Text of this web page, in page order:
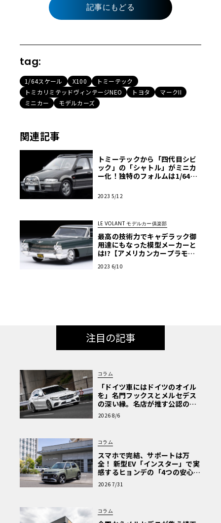
記事にもどる
tag:
1/64スケール X100
トミーテック
トミカリミテッドヴィンテージNEO
トヨタ
マークII
ミニカー
モデルカーズ
関連記事
トミーテックから「四代目シビ
ック」の「シャトル」がミニカ
ー化！独特のフォルムは1/64ス
ーズ】
2023 5/12
LE VOLANT モデルカー俱楽部
最高の技術力でキャデラック御
用達にもなった模型メーカーと
は!?【アメリカンカープラモ・
2023 6/10
注目の記事
コラム
「ドイツ車にはドイツのオイル
を」名門フックスとメルセデス
の深い縁。名店が推す公認の安
心と、Cクラスで味わうシルキー
な走り〈PR〉
2026 8/6
コラム
スマホで完結、サポートは万
全！ 新型EV「インスター」で実
感するヒョンデの「4つの安心」
【第1回・ヒョンデ6つの疑問：
Why? Hyundai?】〈PR〉
2026 7/31
コラム